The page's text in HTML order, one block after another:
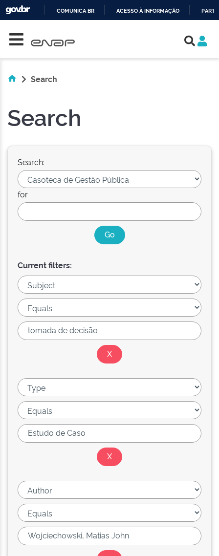
COMUNICA BR ACESSO À INFORMAÇÃO
Search
Search
Search:
for
Current filters: